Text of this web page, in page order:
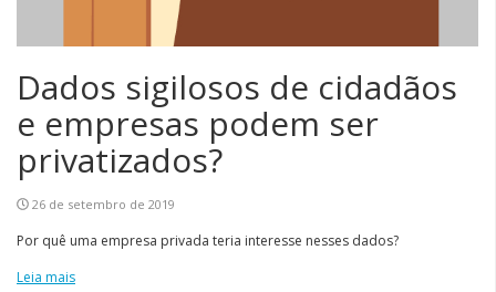
Dados sigilosos de cidadãos
e empresas podem ser
privatizados?
26 de setembro de 2019
Por quê uma empresa privada teria interesse nesses dados?
Leia mais